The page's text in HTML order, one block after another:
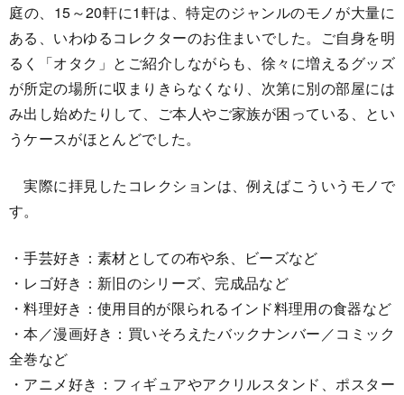
庭の、15～20軒に1軒は、特定のジャンルのモノが大量に
ある、いわゆるコレクターのお住まいでした。ご自身を明
るく「オタク」とご紹介しながらも、徐々に増えるグッズ
が所定の場所に収まりきらなくなり、次第に別の部屋には
み出し始めたりして、ご本人やご家族が困っている、とい
うケースがほとんどでした。
実際に拝見したコレクションは、例えばこういうモノで
す。
・手芸好き：素材としての布や糸、ビーズなど
・レゴ好き：新旧のシリーズ、完成品など
・料理好き：使用目的が限られるインド料理用の食器など
・本／漫画好き：買いそろえたバックナンバー／コミック
全巻など
・アニメ好き：フィギュアやアクリルスタンド、ポスター